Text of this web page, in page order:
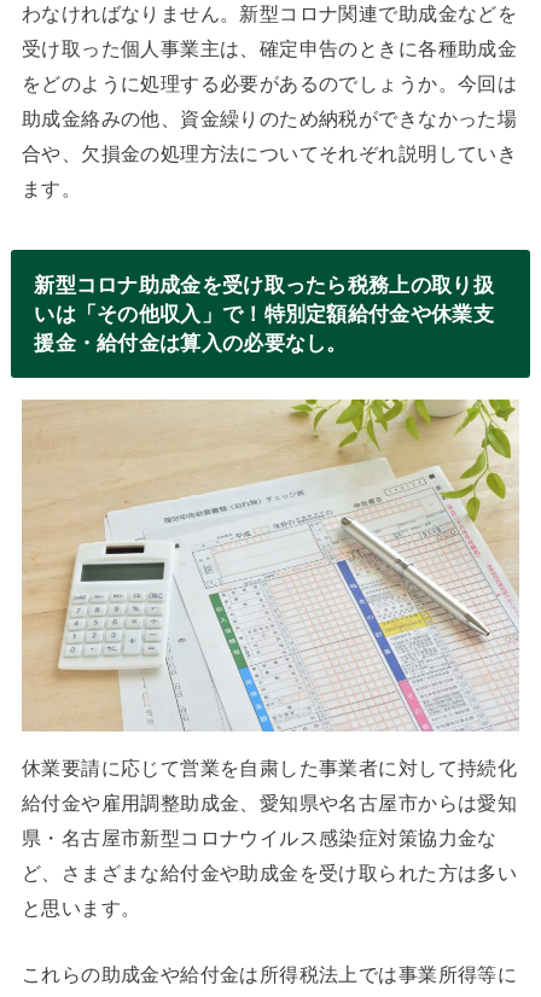
わなければなりません。新型コロナ関連で助成金などを
受け取った個人事業主は、確定申告のときに各種助成金
をどのように処理する必要があるのでしょうか。今回は
助成金絡みの他、資金繰りのため納税ができなかった場
合や、欠損金の処理方法についてそれぞれ説明していき
ます。
新型コロナ助成金を受け取ったら税務上の取り扱
いは「その他収入」で！特別定額給付金や休業支
援金・給付金は算入の必要なし。
休業要請に応じて営業を自粛した事業者に対して持続化
給付金や雇用調整助成金、愛知県や名古屋市からは愛知
県・名古屋市新型コロナウイルス感染症対策協力金な
ど、さまざまな給付金や助成金を受け取られた方は多い
と思います。
これらの助成金や給付金は所得税法上では事業所得等に